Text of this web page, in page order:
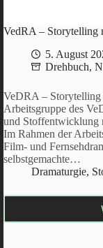
VedRA – Storytelling
5. August
Drehbuch,
VeDRA –
Arbeitsgruppe des
und Stoffentwicklung
Im Rahmen der
Film- und
selbstgemachte…
Dramaturgie,